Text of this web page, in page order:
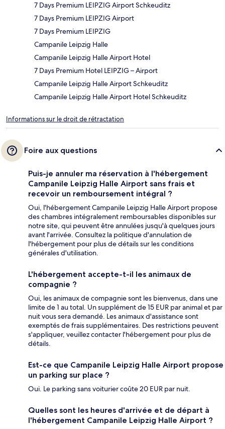
7 Days Premium LEIPZIG Airport Schkeuditz
7 Days Premium LEIPZIG Airport
7 Days Premium LEIPZIG
Campanile Leipzig Halle
Campanile Leipzig Halle Airport Hotel
7 Days Premium Hotel LEIPZIG – Airport
Campanile Leipzig Halle Airport Schkeuditz
Campanile Leipzig Halle Airport Hotel Schkeuditz
Informations sur le droit de rétractation
Foire aux questions
Puis-je annuler ma réservation à l'hébergement
Campanile Leipzig Halle Airport sans frais et
recevoir un remboursement intégral ?
Oui, l'hébergement Campanile Leipzig Halle Airport propose
des chambres intégralement remboursables disponibles sur
notre site, qui peuvent être annulées jusqu'à quelques jours
avant l'arrivée. Consultez la politique d'annulation de
l'hébergement pour plus de détails sur les conditions
générales d'utilisation.
L'hébergement accepte-t-il les animaux de
compagnie ?
Oui, les animaux de compagnie sont les bienvenus, dans une
limite de 1 au total. Un supplément de 15 EUR par animal et par
nuit vous sera demandé. Les animaux d'assistance sont
exemptés de frais supplémentaires. Des restrictions peuvent
s'appliquer, veuillez contacter l'hébergement pour plus de
détails.
Est-ce que Campanile Leipzig Halle Airport propose
un parking sur place ?
Oui. Le parking sans voiturier coûte 20 EUR par nuit.
Quelles sont les heures d'arrivée et de départ à
l'hébergement Campanile Leipzig Halle Airport ?